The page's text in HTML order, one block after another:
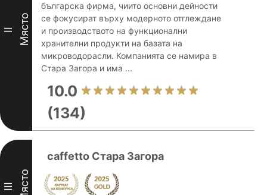
II Място
българска фирма, чиито основни дейности
се фокусират върху модерното отглеждане
и производството на функционални
хранителни продукти на базата на
микроводорасли. Компанията се намира в
Стара Загора и има ...
10.0
(134)
III Място
caffetto Стара Загора